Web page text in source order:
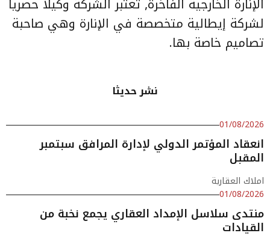
لشركة إيطالية متخصصة في الإنارة وهي صاحبة
تصاميم خاصة بها.
نشر حديثا
01/08/2026
انعقاد المؤتمر الدولي لإدارة المرافق سبتمبر
المقبل
املاك العقارية
01/08/2026
منتدى سلاسل الإمداد العقاري يجمع نخبة من
القيادات